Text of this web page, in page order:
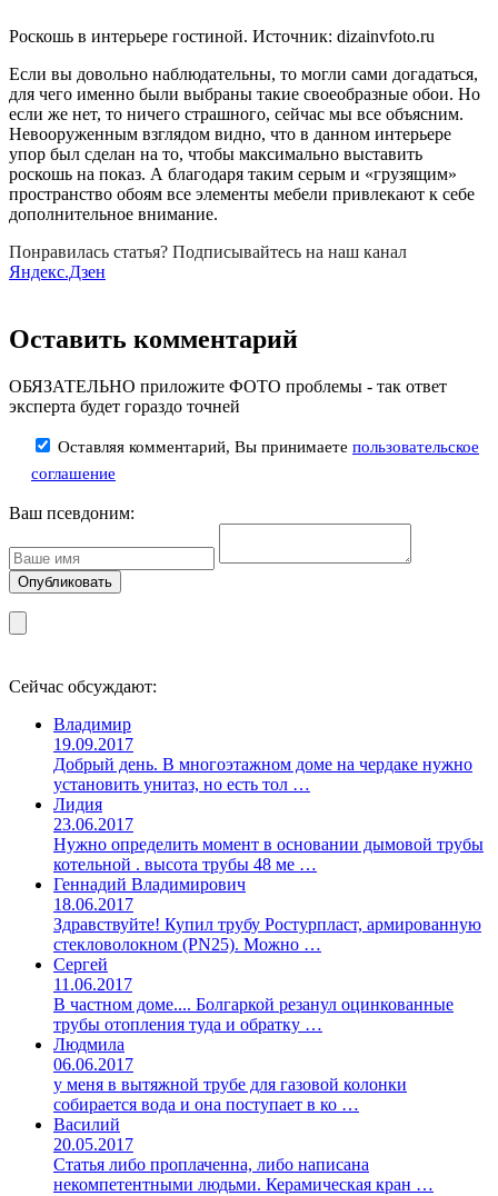
Роскошь в интерьере гостиной. Источник: dizainvfoto.ru
Если вы довольно наблюдательны, то могли сами догадаться,
для чего именно были выбраны такие своеобразные обои. Но
если же нет, то ничего страшного, сейчас мы все объясним.
Невооруженным взглядом видно, что в данном интерьере
упор был сделан на то, чтобы максимально выставить
роскошь на показ. А благодаря таким серым и «грузящим»
пространство обоям все элементы мебели привлекают к себе
дополнительное внимание.
Понравилась статья? Подписывайтесь на наш канал
Яндекс.Дзен
Оставить комментарий
ОБЯЗАТЕЛЬНО приложите ФОТО проблемы - так ответ
эксперта будет гораздо точней
Оставляя комментарий, Вы принимаете пользовательское
соглашение
Ваш псевдоним:
Сейчас обсуждают:
Владимир
19.09.2017
Добрый день. В многоэтажном доме на чердаке нужно
установить унитаз, но есть тол …
Лидия
23.06.2017
Нужно определить момент в основании дымовой трубы
котельной . высота трубы 48 ме …
Геннадий Владимирович
18.06.2017
Здравствуйте! Купил трубу Ростурпласт, армированную
стекловолокном (PN25). Можно …
Сергей
11.06.2017
В частном доме.... Болгаркой резанул оцинкованные
трубы отопления туда и обратку …
Людмила
06.06.2017
у меня в вытяжной трубе для газовой колонки
собирается вода и она поступает в ко …
Василий
20.05.2017
Статья либо проплаченна, либо написана
некомпетентными людьми. Керамическая кран …